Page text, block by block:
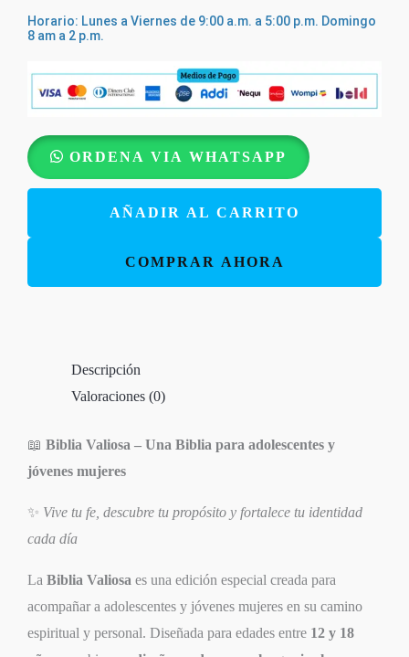
Horario: Lunes a Viernes de 9:00 a.m. a 5:00 p.m. Domingo
8 am a 2 p.m.
ORDENA VIA WHATSAPP
Biblia
TLA
Grande
AÑADIR AL CARRITO
COMPRAR AHORA
Descripción
Valoraciones (0)
📖 Biblia Valiosa – Una Biblia para adolescentes y
jóvenes mujeres
✨ Vive tu fe, descubre tu propósito y fortalece tu identidad
cada día
La Biblia Valiosa es una edición especial creada para
acompañar a adolescentes y jóvenes mujeres en su camino
espiritual y personal. Diseñada para edades entre 12 y 18